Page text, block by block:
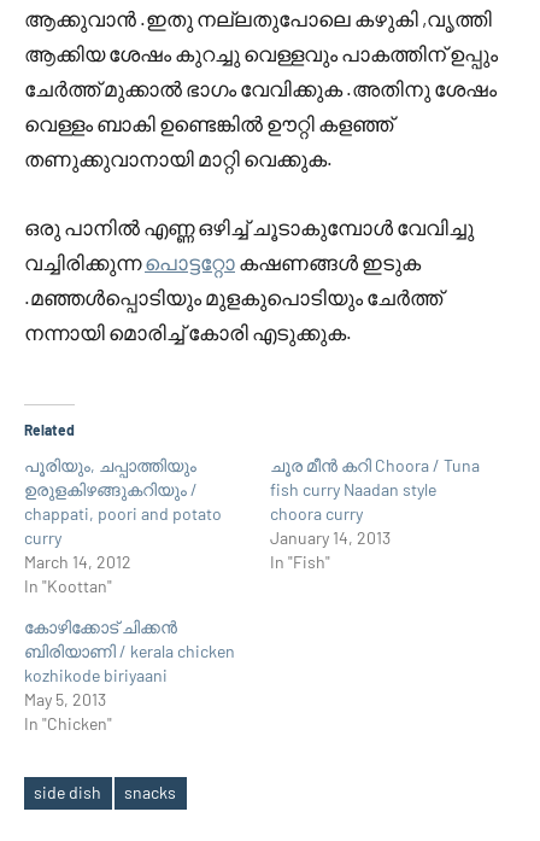
ആക്കുവാന്‍ .ഇതു നല്ലതുപോലെ കഴുകി ,വൃത്തി
ആക്കിയ ശേഷം കുറച്ചു വെള്ളവും പാകത്തിന് ഉപ്പും
ചേര്‍ത്ത് മുക്കാല്‍ ഭാഗം വേവിക്കുക .അതിനു ശേഷം
വെള്ളം ബാകി ഉണ്ടെങ്കില്‍ ഊറ്റി കളഞ്ഞ്
തണുക്കുവാനായി മാറ്റി വെക്കുക.
ഒരു പാനില്‍ എണ്ണ ഒഴിച്ച് ചൂടാകുമ്പോള്‍ വേവിച്ചു
വച്ചിരിക്കുന്നപൊട്ടറ്റോ കഷണങ്ങള്‍ ഇടുക
.മഞ്ഞള്‍പ്പൊടിയും മുളകുപൊടിയും ചേര്‍ത്ത്
നന്നായി മൊരിച്ച് കോരി എടുക്കുക.
Related
പൂരിയും, ചപ്പാത്തിയും
ഉരുളകിഴങ്ങുകറിയും /
chappati, poori and potato
curry
March 14, 2012
In "Koottan"
ചൂര മീന്‍ കറി Choora / Tuna
fish curry Naadan style
choora curry
January 14, 2013
In "Fish"
കോഴിക്കോട്‌ ചിക്കൻ
ബിരിയാണി / kerala chicken
kozhikode biriyaani
May 5, 2013
In "Chicken"
Tags
side dish snacks